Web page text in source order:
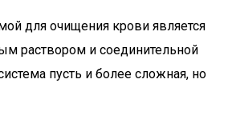
для очищения крови является
раствором и соединительной
пусть и более сложная, но